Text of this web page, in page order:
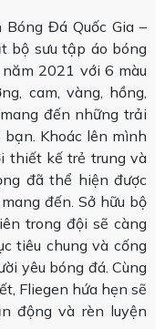
Đá Quốc Gia –
bộ sưu tập áo bóng
2021 với 6 màu
cam, vàng, hồng,
đến những trải
Khoác lên mình
thiết kế trẻ trung và
đã thể hiện được
đến. Sở hữu bộ
trong đội sẽ càng
tiêu chung và cống
yêu bóng đá. Cùng
Fliegen hứa hẹn sẽ
động và rèn luyện